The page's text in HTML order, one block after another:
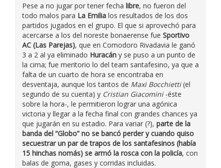
Pese a no jugar por tener fecha libre, no fueron del
todo malos para La Emilia los resultados de los dos
partidos jugados en el grupo. El que si aprovechó para
acercarse a los del noreste bonaerense fue Sportivo
AC (Las Parejas), que en Comodoro Rivadavia le ganó
3 a 2 al ya eliminado Huracán y se puso a un punto de
la cima; fue meritorio lo del team santafesino, ya que a
falta de un cuarto de hora se encontraba en
desventaja, aunque los tantos de Maxi Bocchietti(el
segundo de su cuenta) y Cristian Giacomini-éste
sobre la hora-, le permitieron lograr una agónica
victoria y llegar a la fecha final con grandes chances ya
que jugarán en su estadio. Para variar (?), parte de la
banda del “Globo” no se bancó perder y cuando quiso
secuestrar un par de trapos de los santafesinos (había
15 hinchas nomás) se armó la rosca con la policía, con
balas de goma, gases y corridas incluidas.